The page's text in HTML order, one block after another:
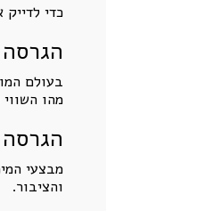
כדי
בעולם
מהו
מבצעי
והציבור.